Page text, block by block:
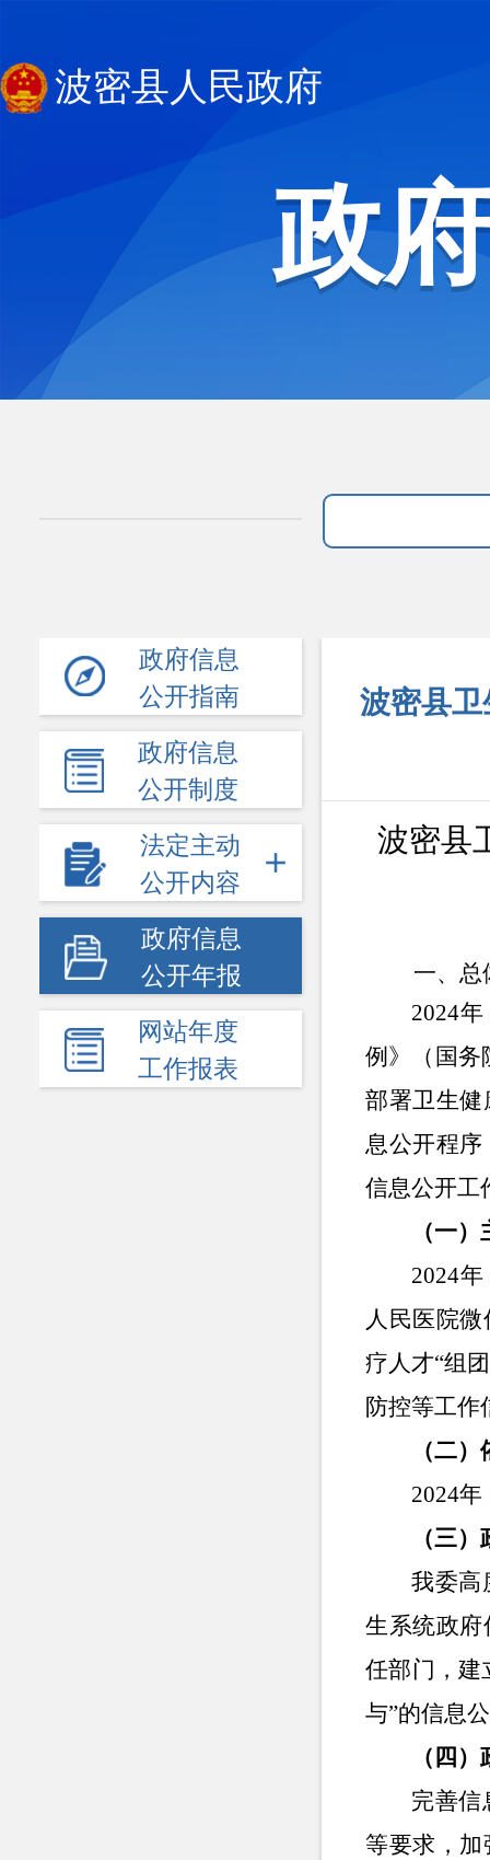
波密县人民政府
政
政府信息
公开指南
政府信息
公开制度
法定主动
公开内容
政府信息
公开年报
网站年度
工作报表
波密县卫
波密县
一、总
2024年
例》（国务
部署卫生
息公开程
信息公开工
（一
2024年
人民医院
疗人才“组
防控等工作
（二
2024年
（三
我委高
生系统政
任部门，建
与”的信息
（四
完善信
等要求，